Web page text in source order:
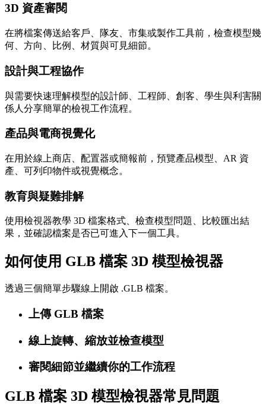
3D 資產審閱
在將檔案傳送給客戶、隊友、市集或製作工具前，檢查模型幾
何、方向、比例、材質與可見細節。
設計與工程協作
與需要快速理解模型的設計師、工程師、創客、學生與利害關
係人分享簡單的檢視工作流程。
產品與電商視覺化
在用於線上商店、配置器或簡報前，預覽產品模型、AR 資
產、可列印物件或視覺概念。
教育與疑難排解
使用檢視器教學 3D 檔案格式、檢查模型問題、比較匯出結
果，並確認檔案是否已可進入下一個工具。
如何使用 GLB 檔案 3D 模型檢視器
透過三個簡單步驟線上開啟 .GLB 檔案。
上傳 GLB 檔案
線上旋轉、縮放並檢查模型
審閱細節並繼續你的工作流程
GLB 檔案 3D 模型檢視器常見問題